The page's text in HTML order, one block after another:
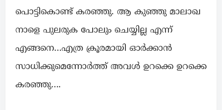
പൊട്ടികൊണ്ട് കരഞ്ഞു. ആ കുഞ്ഞു മാലാഖ
നാളെ പുലരുക പോലും ചെയ്യില്ല എന്ന്
എങ്ങനെ…എത്ര ക്രൂരമായി ഓർക്കാൻ
സാധിക്കുമെന്നോർത്ത് അവൾ ഉറക്കെ ഉറക്കെ
കരഞ്ഞു….